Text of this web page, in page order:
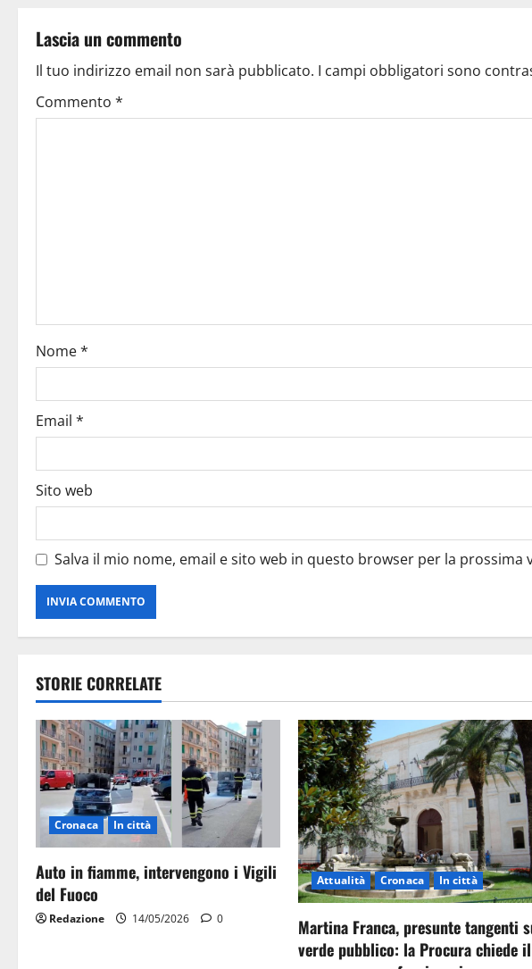
Lascia un commento
Il tuo indirizzo email non sarà pubblicato. I campi obbligatori sono
Commento *
Nome*
Email *
Sito web
Salva il mio nome, email e sito web in questo browser per la prossima
STORIE CORRELATE
Cronaca In città
Auto in fiamme, intervengono i Vigili
del Fuoco
Redazione 14/05/2026 0
Attualità Cronaca In città
Martina Franca, presunte tangenti
verde pubblico: la Procura chiede il